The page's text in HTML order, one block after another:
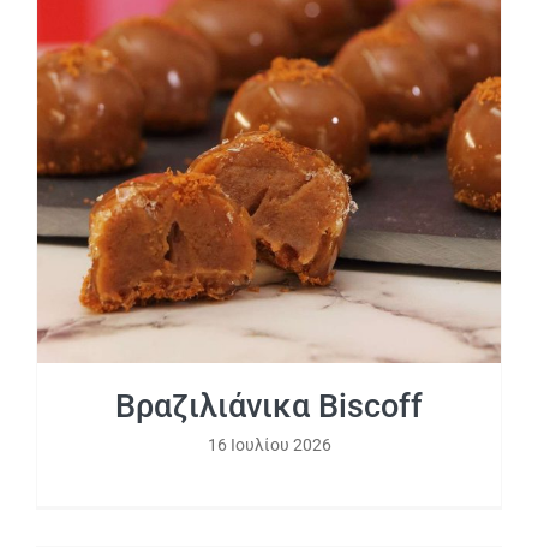
Βραζιλιάνικα Biscoff
Βραζιλιάνικα Biscoff
16 Ιουλίου 2026